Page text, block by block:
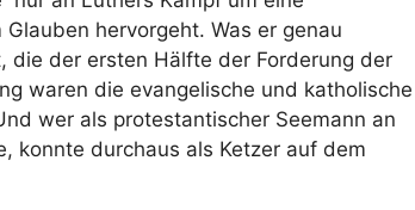
hervorgeht. Was er genau
die der ersten Hälfte der Forderung der
waren die evangelische und katholische
wer als protestantischer Seemann an
konnte durchaus als Ketzer auf dem